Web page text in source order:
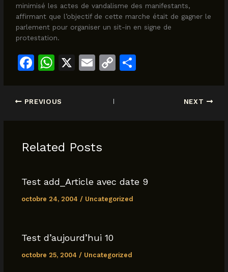
minimisé les actes de vandalisme des manifestants,
affirmant que l’objectif de cette marche était de gagner le
parlement pour organiser un sit-in en signe de
protestation.
F
c
o
k
W
at
p
X
E
C
PREVIOUS NEXT
Related Posts
Test add_Article avec date 9
octobre 24, 2004 / Uncategorized
Test d’aujourd’hui 10
octobre 25, 2004 / Uncategorized